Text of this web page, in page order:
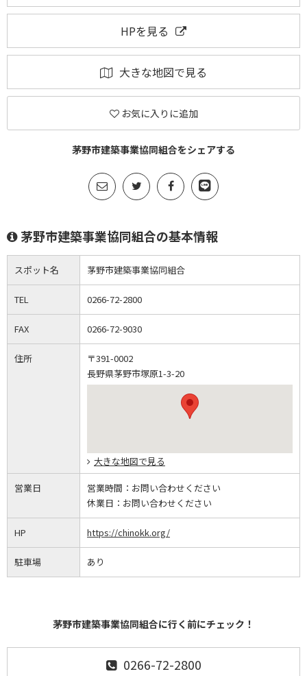
HPを見る
大きな地図で見る
お気に入りに追加
茅野市建築事業協同組合をシェアする
茅野市建築事業協同組合の基本情報
スポット名 茅野市建築事業協同組合
TEL 0266-72-2800
FAX 0266-72-9030
住所
〒391-0002
長野県茅野市塚原1-3-20
大きな地図で見る
営業日 営業時間： お問い合わせください
休業日： お問い合わせください
HP https://chinokk.org/
駐車場 あり
茅野市建築事業協同組合に行く前にチェック！
0266-72-2800